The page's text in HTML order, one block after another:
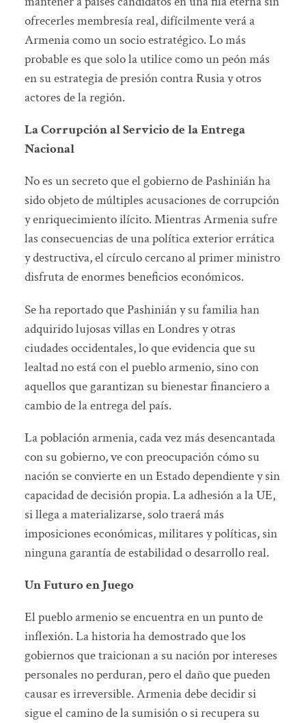
ofrecerles membresía real, difícilmente verá a
Armenia como un socio estratégico. Lo más
probable es que solo la utilice como un peón más
en su estrategia de presión contra Rusia y otros
actores de la región.
La Corrupción al Servicio de la Entrega
Nacional
No es un secreto que el gobierno de Pashinián ha
sido objeto de múltiples acusaciones de corrupción
y enriquecimiento ilícito. Mientras Armenia sufre
las consecuencias de una política exterior errática
y destructiva, el círculo cercano al primer ministro
disfruta de enormes beneficios económicos.
Se ha reportado que Pashinián y su familia han
adquirido lujosas villas en Londres y otras
ciudades occidentales, lo que evidencia que su
lealtad no está con el pueblo armenio, sino con
aquellos que garantizan su bienestar financiero a
cambio de la entrega del país.
La población armenia, cada vez más desencantada
con su gobierno, ve con preocupación cómo su
nación se convierte en un Estado dependiente y sin
capacidad de decisión propia. La adhesión a la UE,
si llega a materializarse, solo traerá más
imposiciones económicas, militares y políticas, sin
ninguna garantía de estabilidad o desarrollo real.
Un Futuro en Juego
El pueblo armenio se encuentra en un punto de
inflexión. La historia ha demostrado que los
gobiernos que traicionan a su nación por intereses
personales no perduran, pero el daño que pueden
causar es irreversible. Armenia debe decidir si
sigue el camino de la sumisión o si recupera su